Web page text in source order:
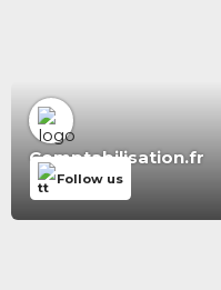
Comptabilisation.fr
Follow us